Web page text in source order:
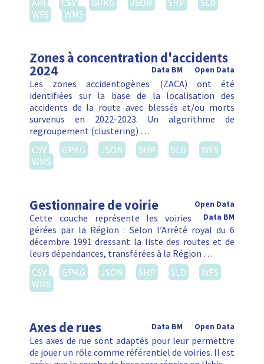
API
CSV GPKG JSON SHP
SLD
WFS
WMS
Zones à concentration d'accidents
2024 Open Data
Data BM
Les zones accidentogènes (ZACA) ont été
identifiées sur la base de la localisation des
accidents de la route avec blessés et/ou morts
survenus en 2022-2023. Un algorithme de
regroupement (clustering) …
CSV
GPKG JSON SHP SLD
WFS
WMS
Gestionnaire de voirie
Open Data
Data BM
Cette couche représente les voiries
gérées par la Région : Selon l’Arrêté royal du 6
décembre 1991 dressant la liste des routes et de
leurs dépendances, transférées à la Région …
CSV
GPKG JSON SHP SLD
WFS
WMS
Axes de rues Open Data
Data BM
Les axes de rue sont adaptés pour leur permettre
de jouer un rôle comme référentiel de voiries. Il est